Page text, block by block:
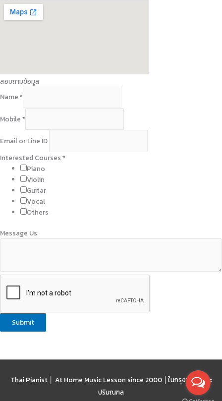
สอบถามข้อมูล
Name *
Mobile *
Email or Line ID
Interested Courses *
Piano
Violin
Guitar
Vocal
Others
Message Us
Submit
Thai Pianist │ At Home Music Lesson since 2000 │ ในกรุงเทพฯ และ
ปริมณฑล